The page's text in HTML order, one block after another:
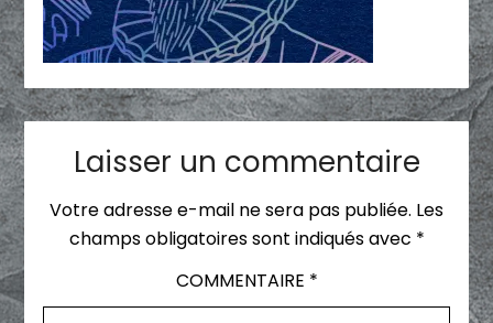
Laisser un commentaire
Votre adresse e-mail ne sera pas publiée. Les
champs obligatoires sont indiqués avec *
COMMENTAIRE *